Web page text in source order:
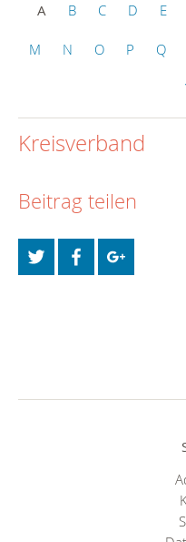
A B C D E
M N O P Q
Kreisverband
Beitrag teilen